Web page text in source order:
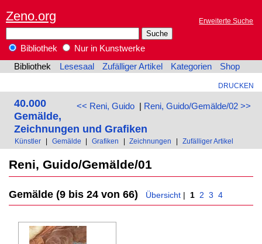
Zeno.org Erweiterte Suche
Bibliothek
Nur in Kunstwerke
Bibliothek
Lesesaal Zufälliger Artikel Kategorien Shop
DRUCKEN
<< Reni, Guido| Reni, Guido/Gemälde/02 >>
40.000
Gemälde,
Zeichnungen und Grafiken
Künstler Gemälde Grafiken Zeichnungen Zufälliger Artikel
Reni, Guido/Gemälde/01
Gemälde (9 bis 24 von 66) Übersicht | 1 2 3 4